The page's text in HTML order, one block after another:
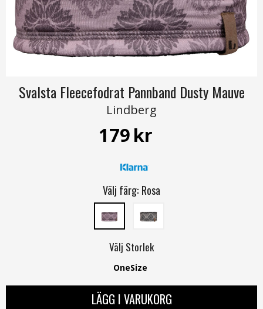
Svalsta Fleecefodrat Pannband Dusty Mauve
Lindberg
179kr
Välj färg: Rosa
Välj Storlek
OneSize
LÄGG I VARUKORG